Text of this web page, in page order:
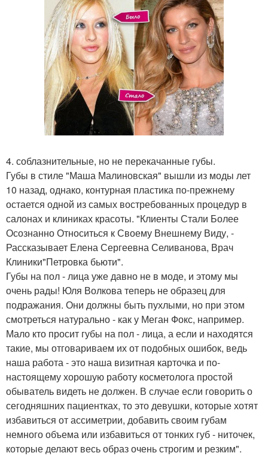
4. соблазнительные, но не перекачанные губы.
Губы в стиле "Маша Малиновская" вышли из моды лет
10 назад, однако, контурная пластика по-прежнему
остается одной из самых востребованных процедур в
салонах и клиниках красоты. "Клиенты Стали Более
Осознанно Относиться к Своему Внешнему Виду, -
Рассказывает Елена Сергеевна Селиванова, Врач
Клиники"Петровка бьюти".
Губы на пол - лица уже давно не в моде, и этому мы
очень рады! Юля Волкова теперь не образец для
подражания. Они должны быть пухлыми, но при этом
смотреться натурально - как у Меган Фокс, например.
Мало кто просит губы на пол - лица, а если и находятся
такие, мы отговариваем их от подобных ошибок, ведь
наша работа - это наша визитная карточка и по-
настоящему хорошую работу косметолога простой
обыватель видеть не должен. В случае если говорить о
сегодняшних пациентках, то это девушки, которые хотят
избавиться от ассиметрии, добавить своим губам
немного объема или избавиться от тонких губ - ниточек,
которые делают весь образ очень строгим и резким".